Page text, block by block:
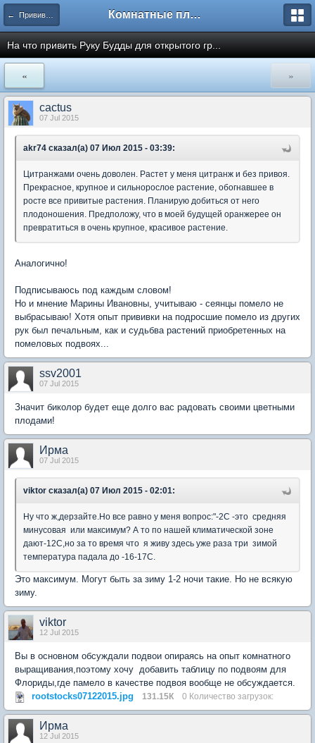
← Прививка комнатных растений Комнатные плодовые экзоты
На что привить Руку Будды для открытого гр...
« »
cactus
07 Jul 2015
akr74 сказал(а) 07 Июл 2015 - 03:39:
Цитранжами очень доволен. Растет у меня цитранж и без привоя.
Прекрасное, крупное и сильнорослое растение, обогнавшее в
росте все привитые растения. Планирую добиться от него
плодоношения. Предположу, что в моей будущей оранжерее он
превратиться в очень крупное, красивое растение.
Аналогично!
Подписываюсь под каждым словом!
Но и мнение Марины Ивановны, учитываю - сеянцы помело не
выбрасываю! Хотя опыт прививки на подросшие помело из других
рук был печальным, как и судьбва растений приобретенных на
помеловых подвоях...
ssv2001
07 Jul 2015
Значит биколор будет еще долго вас радовать своими цветными
плодами!
Ирма
07 Jul 2015
viktor сказал(а) 07 Июл 2015 - 02:01:
Ну что ж,дерзайте.Но все равно у меня вопрос:"-2С -это средняя
минусовая или максимум? А то по нашей климатической зоне
дают-12С,но за то время что я живу здесь уже раза три зимой
температура падала до -16-17С.
Это максимум. Могут быть за зиму 1-2 ночи такие. Но не всякую
зиму.
viktor
12 Jul 2015
Вы в основном обсуждали подвои опираясь на опыт комнатного
выращивания,поэтому хочу добавить таблицу по подвоям для
Флориды,где памело в качестве подвоя вообще не обсуждается.
rootstocks07122015.jpg
131.15К 0 Количество загрузок:
Ирма
12 Jul 2015